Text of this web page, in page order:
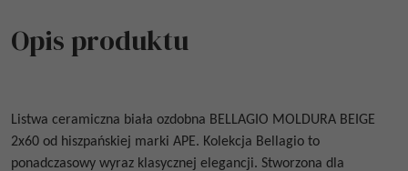
Opis produktu
Listwa ceramiczna biała ozdobna BELLAGIO MOLDURA BEIGE
2x60 od hiszpańskiej marki APE. Kolekcja Bellagio to
ponadczasowy wyraz klasycznej elegancji. Stworzona dla